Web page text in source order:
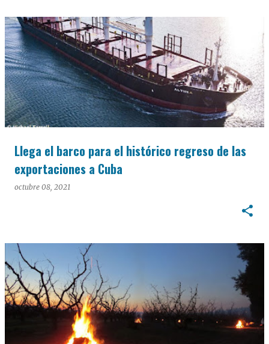
Llega el barco para el histórico regreso de las
exportaciones a Cuba
octubre 08, 2021